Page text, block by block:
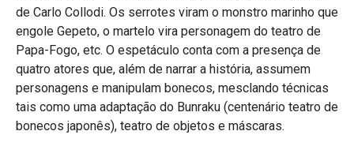
de Carlo Collodi. Os serrotes viram o monstro marinho que
engole Gepeto, o martelo vira personagem do teatro de
Papa-Fogo, etc. O espetáculo conta com a presença de
quatro atores que, além de narrar a história, assumem
personagens e manipulam bonecos, mesclando técnicas
tais como uma adaptação do Bunraku (centenário teatro de
bonecos japonês), teatro de objetos e máscaras.